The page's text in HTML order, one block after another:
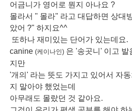
어금니가 영어로 뭔지 아나요 ?
몰라서 " 몰라" 라고 대답하면 상대
았어 ?" 하지요^^
또하나 재미있는 단어가 있는데요.
canine (케이나인) 은 '송곳니' 이고 발
지만
'개의' 라는 뜻도 가지고 있어서 자
지 말아야 했었는데
아무래도 몰랐던 것 같아요.